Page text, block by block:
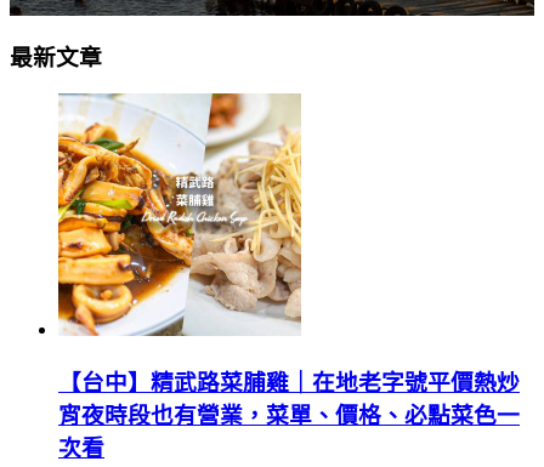
最新文章
【台中】精武路菜脯雞｜在地老字號平價熱炒
宵夜時段也有營業，菜單、價格、必點菜色一
次看